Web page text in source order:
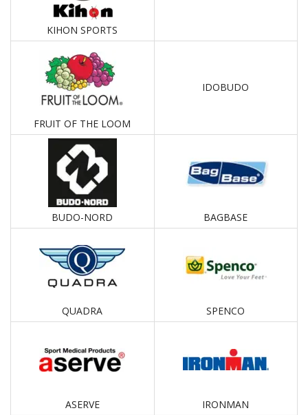
KIHON SPORTS
FRUIT OF THE LOOM
IDOBUDO
BUDO-NORD BAGBASE
QUADRA SPENCO
ASERVE IRONMAN